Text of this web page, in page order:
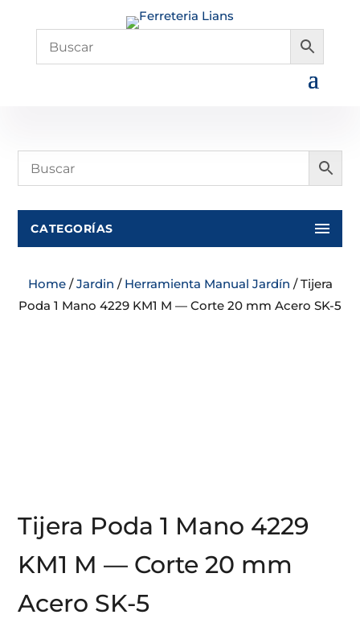
CATEGORÍAS
Home/Jardin / Herramienta Manual Jardín / Tijera
Poda 1 Mano 4229 KM1 M — Corte 20 mm Acero SK-5
Tijera Poda 1 Mano 4229
KM1 M — Corte 20 mm
Acero SK-5